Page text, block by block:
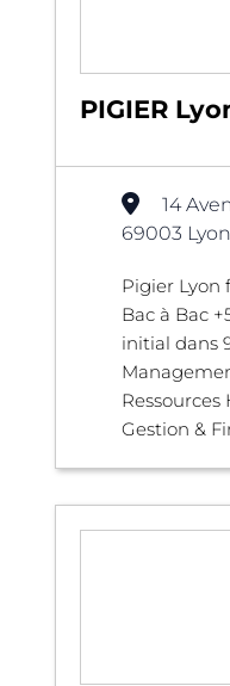
PIGIER
14
69003
Pigier Lyon
Bac à Bac
initial dans
Gestion &